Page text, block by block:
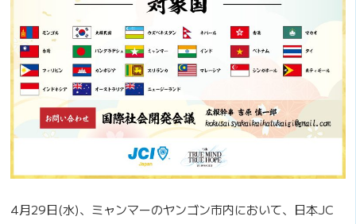
4月29日(水)、ミャンマーのヤンゴン市内において、日本JC